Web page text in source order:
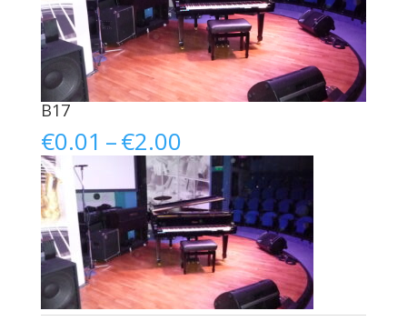
B17
€0.01 –€2.00Price
range:
€0.01
through
€2.00